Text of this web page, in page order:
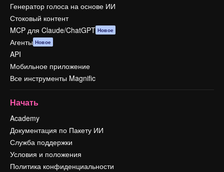
Генератор голоса на основе ИИ
Стоковый контент
MCP для Claude/ChatGPT Новое
Агенты Новое
API
Мобильное приложение
Все инструменты Magnific
Начать
Academy
Документация по Пакету ИИ
Служба поддержки
Условия и положения
Политика конфиденциальности